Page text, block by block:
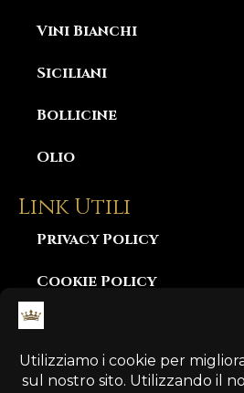
Vini Bianchi
Siciliani
Bollicine
Olio
Link Utili
Privacy Policy
Cookie Policy
Consegna e Garanzia
Diritto di Recesso